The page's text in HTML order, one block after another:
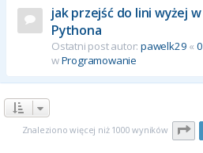
jak przejść do lini wyżej
Pythona
Ostatni post autor: pawelk29 «
wProgramowanie
Znaleziono więcej niż 1000 wyników